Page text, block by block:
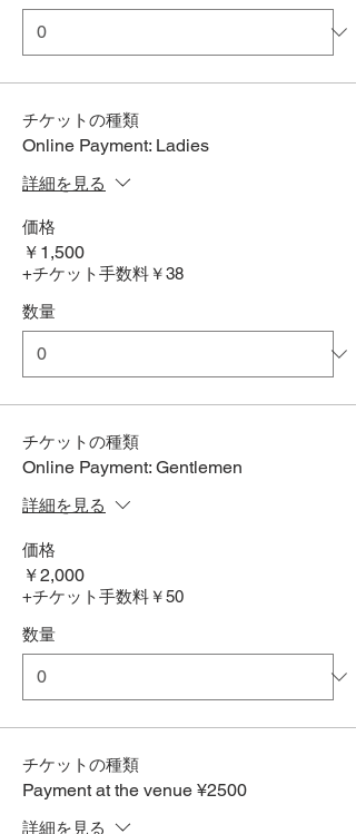
チケットの種類
Online Payment: Ladies
詳細を見る
価格
￥1,500
+チケット手数料￥38
数量
チケットの種類
Online Payment: Gentlemen
詳細を見る
価格
￥2,000
+チケット手数料￥50
数量
チケットの種類
Payment at the venue ¥2500
詳細を見る